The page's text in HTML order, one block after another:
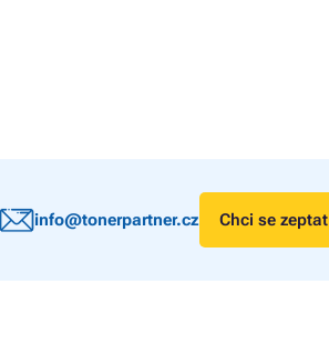
info@tonerpartner.cz Chci se zeptat